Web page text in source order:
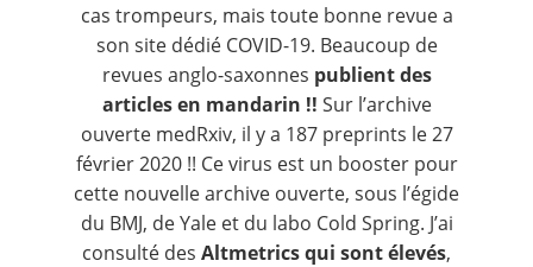
cas trompeurs, mais toute bonne revue a
son site dédié COVID-19. Beaucoup de
revues anglo-saxonnes publient des
articles en mandarin !! Sur l’archive
ouverte medRxiv, il y a 187 preprints le 27
février 2020 !! Ce virus est un booster pour
cette nouvelle archive ouverte, sous l’égide
du BMJ, de Yale et du labo Cold Spring. J’ai
consulté des Altmetrics qui sont élevés,